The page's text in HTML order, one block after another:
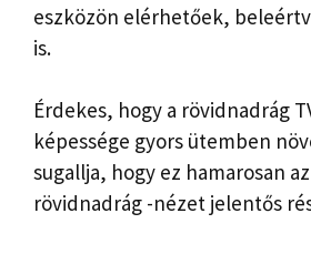
eszközön elérhetőek,
is.
Érdekes, hogy a rövidnadrág
képessége gyors ütemben
sugallja, hogy ez hamarosan
rövidnadrág -nézet jelentős